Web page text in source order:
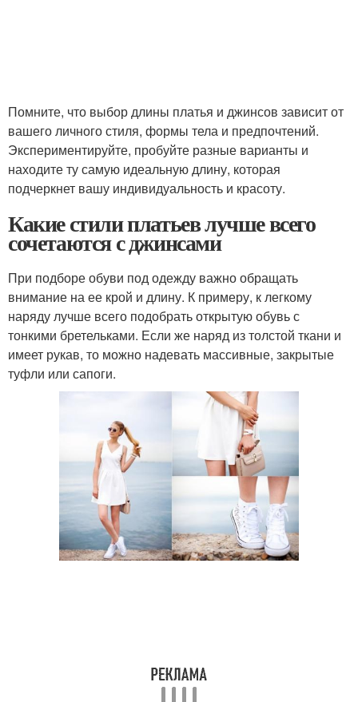
Помните, что выбор длины платья и джинсов зависит от
вашего личного стиля, формы тела и предпочтений.
Экспериментируйте, пробуйте разные варианты и
находите ту самую идеальную длину, которая
подчеркнет вашу индивидуальность и красоту.
Какие стили платьев лучше всего
сочетаются с джинсами
При подборе обуви под одежду важно обращать
внимание на ее крой и длину. К примеру, к легкому
наряду лучше всего подобрать открытую обувь с
тонкими бретельками. Если же наряд из толстой ткани и
имеет рукав, то можно надевать массивные, закрытые
туфли или сапоги.